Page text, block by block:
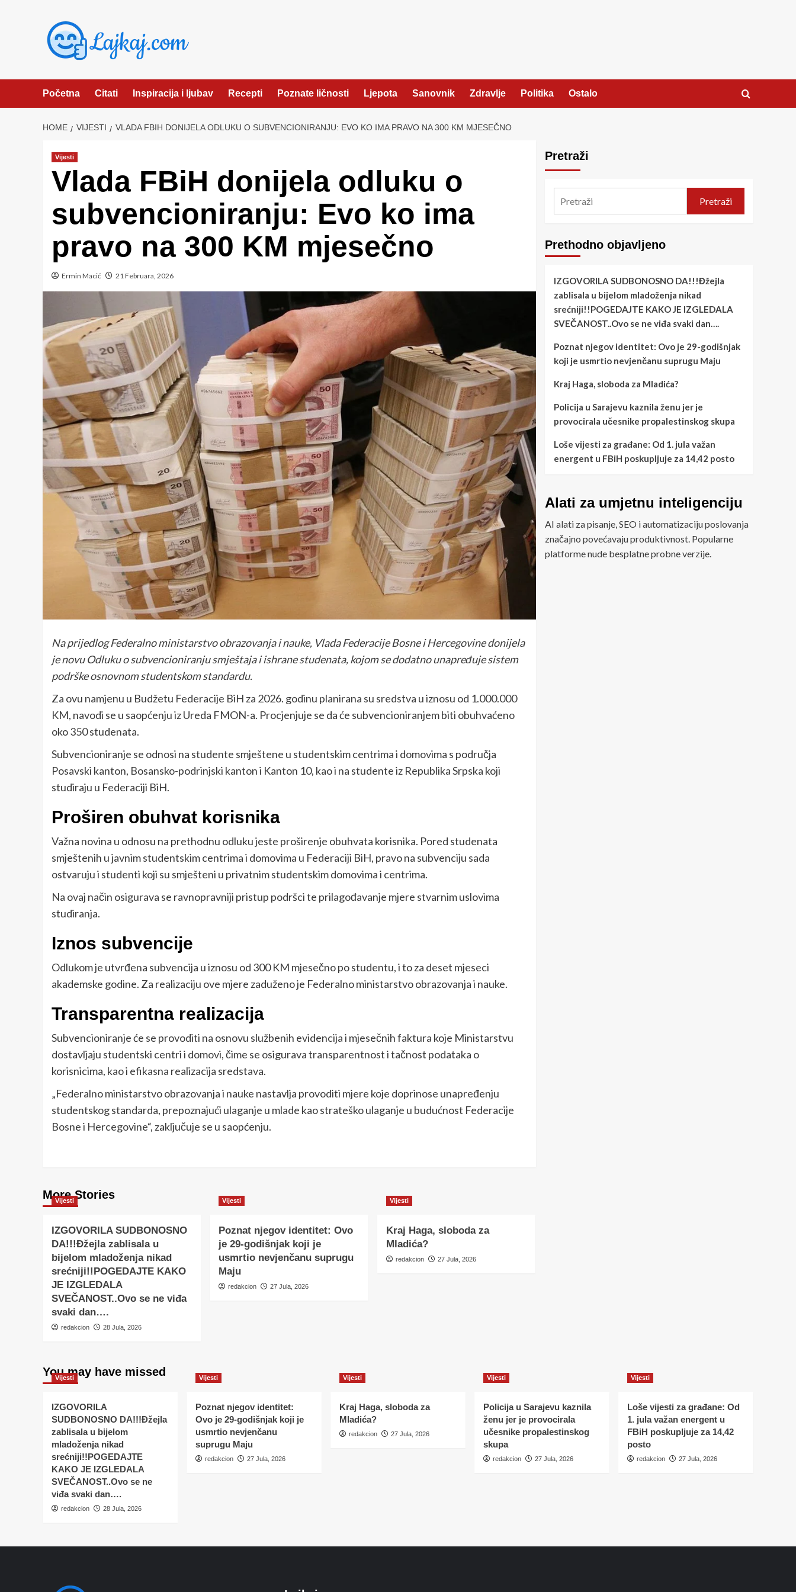
Početna Citati Inspiracija i ljubav Recepti Poznate ličnosti Ljepota Sanovnik Zdravlje Politika Ostalo
HOME VIJESTI VLADA FBIH DONIJELA ODLUKU O SUBVENCIONIRANJU: EVO KO IMA PRAVO NA 300 KM MJESEČNO
Vijesti
Vlada FBiH donijela odluku o
subvencioniranju: Evo ko ima
pravo na 300 KM mjesečno
Ermin Macić 21 Februara, 2026
Na prijedlog Federalno ministarstvo obrazovanja i nauke, Vlada Federacije Bosne i Hercegovine donijela
je novu Odluku o subvencioniranju smještaja i ishrane studenata, kojom se dodatno unapređuje sistem
podrške osnovnom studentskom standardu.
Za ovu namjenu u Budžetu Federacije BiH za 2026. godinu planirana su sredstva u iznosu od 1.000.000
KM, navodi se u saopćenju iz Ureda FMON-a. Procjenjuje se da će subvencioniranjem biti obuhvaćeno
oko 350 studenata.
Subvencioniranje se odnosi na studente smještene u studentskim centrima i domovima s područja
Posavski kanton, Bosansko-podrinjski kanton i Kanton 10, kao i na studente iz Republika Srpska koji
studiraju u Federaciji BiH.
Proširen obuhvat korisnika
Važna novina u odnosu na prethodnu odluku jeste proširenje obuhvata korisnika. Pored studenata
smještenih u javnim studentskim centrima i domovima u Federaciji BiH, pravo na subvenciju sada
ostvaruju i studenti koji su smješteni u privatnim studentskim domovima i centrima.
Na ovaj način osigurava se ravnopravniji pristup podršci te prilagođavanje mjere stvarnim uslovima
studiranja.
Iznos subvencije
Odlukom je utvrđena subvencija u iznosu od 300 KM mjesečno po studentu, i to za deset mjeseci
akademske godine. Za realizaciju ove mjere zaduženo je Federalno ministarstvo obrazovanja i nauke.
Transparentna realizacija
Subvencioniranje će se provoditi na osnovu službenih evidencija i mjesečnih faktura koje Ministarstvu
dostavljaju studentski centri i domovi, čime se osigurava transparentnost i tačnost podataka o
korisnicima, kao i efikasna realizacija sredstava.
„Federalno ministarstvo obrazovanja i nauke nastavlja provoditi mjere koje doprinose unapređenju
studentskog standarda, prepoznajući ulaganje u mlade kao strateško ulaganje u budućnost Federacije
Bosne i Hercegovine“, zaključuje se u saopćenju.
More Stories
Vijesti
IZGOVORILA SUDBONOSNO
DA!!!Đžejla zablisala u
bijelom mladoženja nikad
srećniji!!POGEDAJTE KAKO
JE IZGLEDALA
SVEČANOST..Ovo se ne viđa
svaki dan….
redakcion 28 Jula, 2026
Vijesti
Poznat njegov identitet: Ovo
je 29-godišnjak koji je
usmrtio nevjenčanu suprugu
Maju
redakcion 27 Jula, 2026
Vijesti
Kraj Haga, sloboda za
Mladića?
redakcion 27 Jula, 2026
Pretraži
Pretraži
Prethodno objavljeno
IZGOVORILA SUDBONOSNO DA!!!Đžejla
zablisala u bijelom mladoženja nikad
srećniji!!POGEDAJTE KAKO JE IZGLEDALA
SVEČANOST..Ovo se ne viđa svaki dan….
Poznat njegov identitet: Ovo je 29-godišnjak
koji je usmrtio nevjenčanu suprugu Maju
Kraj Haga, sloboda za Mladića?
Policija u Sarajevu kaznila ženu jer je
provocirala učesnike propalestinskog skupa
Loše vijesti za građane: Od 1. jula važan
energent u FBiH poskupljuje za 14,42 posto
Alati za umjetnu inteligenciju
AI alati za pisanje, SEO i automatizaciju poslovanja
značajno povećavaju produktivnost. Popularne
platforme nude besplatne probne verzije.
You may have missed
Vijesti
IZGOVORILA
SUDBONOSNO DA!!!Đžejla
zablisala u bijelom
mladoženja nikad
srećniji!!POGEDAJTE
KAKO JE IZGLEDALA
SVEČANOST..Ovo se ne
viđa svaki dan….
redakcion 28 Jula, 2026
Vijesti
Poznat njegov identitet:
Ovo je 29-godišnjak koji je
usmrtio nevjenčanu
suprugu Maju
redakcion 27 Jula, 2026
Vijesti
Kraj Haga, sloboda za
Mladića?
redakcion 27 Jula, 2026
Vijesti
Policija u Sarajevu kaznila
ženu jer je provocirala
učesnike propalestinskog
skupa
redakcion 27 Jula, 2026
Vijesti
Loše vijesti za građane: Od
1. jula važan energent u
FBiH poskupljuje za 14,42
posto
redakcion 27 Jula, 2026